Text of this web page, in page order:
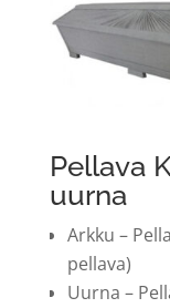
Pellava
uurna
Arkku –
pellava)
Uurna –